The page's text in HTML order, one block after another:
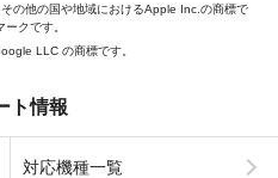
の他の国や地域におけるApple Inc.の商標で
クです。
LLC の商標です。
ト情報
対応機種一覧